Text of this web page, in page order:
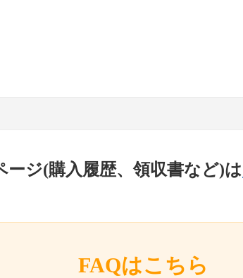
ージ(購入履歴、領収書など)は
FAQはこちら